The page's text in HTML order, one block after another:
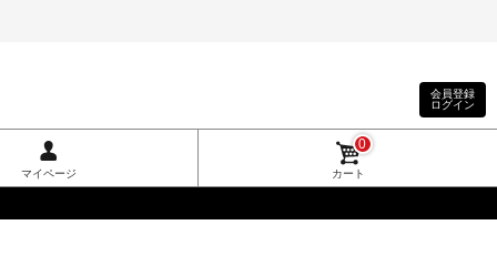
会員登録
ログイン
マイページ カート
0